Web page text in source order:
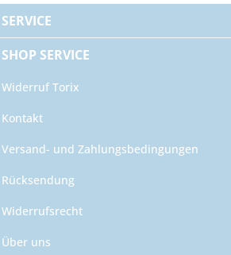
SERVICE
SHOP SERVICE
Widerruf Torix
Kontakt
Versand- und Zahlungsbedingungen
Rücksendung
Widerrufsrecht
Über uns